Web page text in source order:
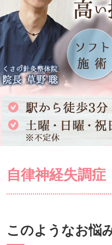
自律神経失調症
このようなお悩